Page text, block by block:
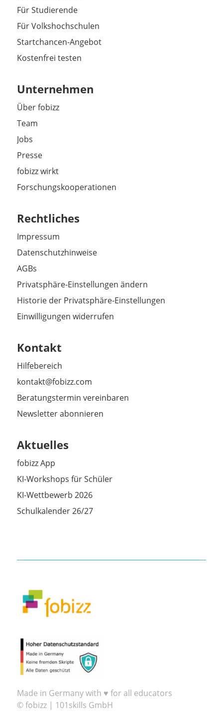
Für Studierende
Für Volkshochschulen
Startchancen-Angebot
Kostenfrei testen
Unternehmen
Über fobizz
Team
Jobs
Presse
fobizz wirkt
Forschungskooperationen
Rechtliches
Impressum
Datenschutzhinweise
AGBs
Privatsphäre-Einstellungen ändern
Historie der Privatsphäre-Einstellungen
Einwilligungen widerrufen
Kontakt
Hilfebereich
kontakt@fobizz.com
Beratungstermin vereinbaren
Newsletter abonnieren
Aktuelles
fobizz App
KI-Workshops für Schüler
KI-Wettbewerb 2026
Schulkalender 26/27
Made in Germany with ♥ for all educators
© fobizz | 101skills GmbH